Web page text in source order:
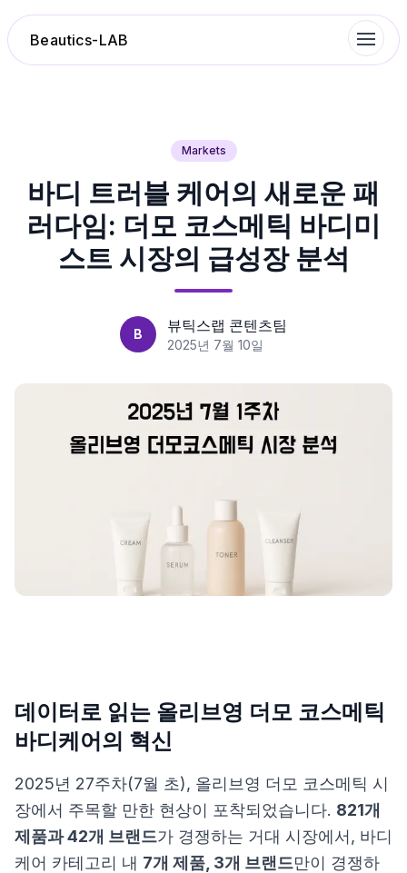
Beautics-LAB
성분분석
나의 스킨케어
제품비교
Markets
바디 트러블 케어의 새로운 패
러다임: 더모 코스메틱 바디미
스트 시장의 급성장 분석
B 뷰틱스랩 콘텐츠팀
2025년 7월 10일
데이터로 읽는 올리브영 더모 코스메틱
바디케어의 혁신
2025년 27주차(7월 초), 올리브영 더모 코스메틱 시
장에서 주목할 만한 현상이 포착되었습니다. 821개
제품과 42개 브랜드가 경쟁하는 거대 시장에서, 바디
케어 카테고리 내 7개 제품, 3개 브랜드만이 경쟁하